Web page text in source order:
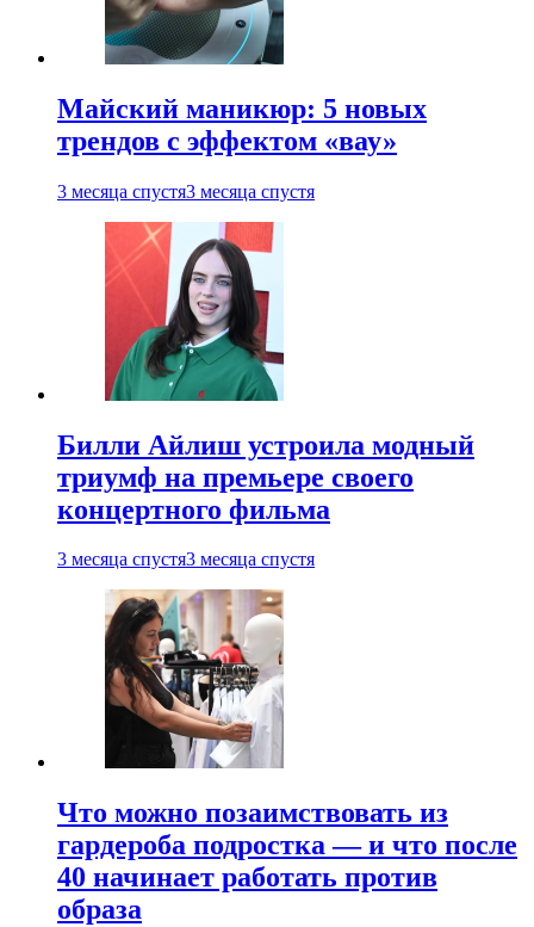
Майский маникюр: 5 новых
трендов с эффектом «вау»
3 месяца спустя3 месяца спустя
Билли Айлиш устроила модный
триумф на премьере своего
концертного фильма
3 месяца спустя3 месяца спустя
Что можно позаимствовать из
гардероба подростка — и что после
40 начинает работать против
образа